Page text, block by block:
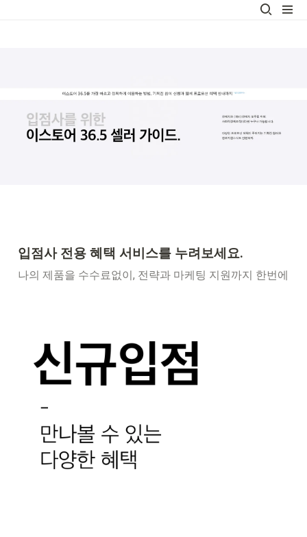
입점사 전용 혜택 서비스를 누려보세요.
나의 제품을 수수료없이, 전략과 마케팅 지원까지 한번에